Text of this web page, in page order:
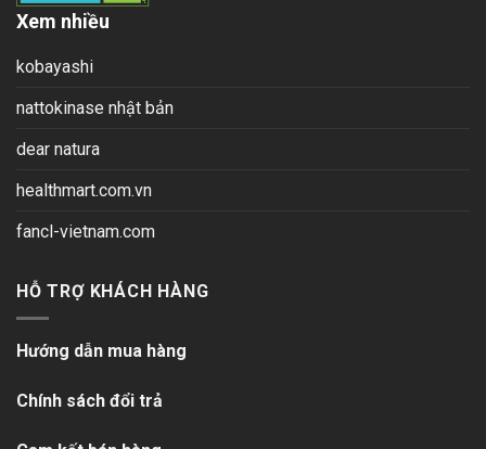
Xem nhiều
kobayashi
nattokinase nhật bản
dear natura
healthmart.com.vn
fancl-vietnam.com
HỖ TRỢ KHÁCH HÀNG
Hướng dẫn mua hàng
Chính sách đổi trả